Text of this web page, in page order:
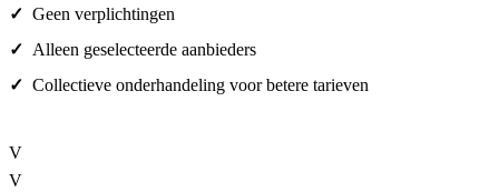
Geen verplichtingen
Alleen geselecteerde aanbieders
Collectieve onderhandeling voor betere tarieven
V
V